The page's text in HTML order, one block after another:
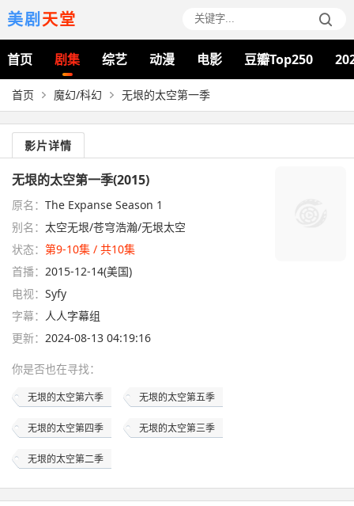
美剧天堂
首页 剧集 综艺 动漫 电影 豆瓣Top250
首页 魔幻/科幻 无垠的太空第一季
影片详情
无垠的太空第一季(2015)
原名： The Expanse Season 1
别名： 太空无垠/苍穹浩瀚/无垠太空
状态： 第9-10集 / 共10集
首播： 2015-12-14(美国)
电视： Syfy
字幕： 人人字幕组
更新： 2024-08-13 04:19:16
你是否也在寻找：
无垠的太空第六季 无垠的太空第五季
无垠的太空第四季 无垠的太空第三季
无垠的太空第二季